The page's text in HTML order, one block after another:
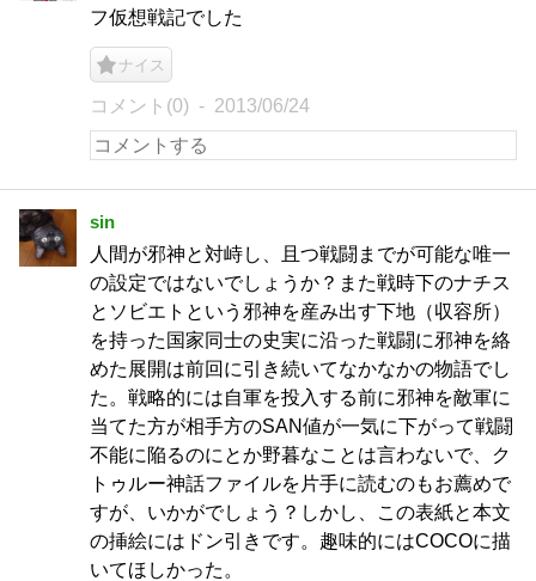
フ仮想戦記でした
ナイス
コメント(0) 2013/06/24
sin
人間が邪神と対峙し、且つ戦闘までが可能な唯一
の設定ではないでしょうか？また戦時下のナチス
とソビエトという邪神を産み出す下地（収容所）
を持った国家同士の史実に沿った戦闘に邪神を絡
めた展開は前回に引き続いてなかなかの物語でし
た。戦略的には自軍を投入する前に邪神を敵軍に
当てた方が相手方のSAN値が一気に下がって戦闘
不能に陥るのにとか野暮なことは言わないで、ク
トゥルー神話ファイルを片手に読むのもお薦めで
すが、いかがでしょう？しかし、この表紙と本文
の挿絵にはドン引きです。趣味的にはCOCOに描
いてほしかった。